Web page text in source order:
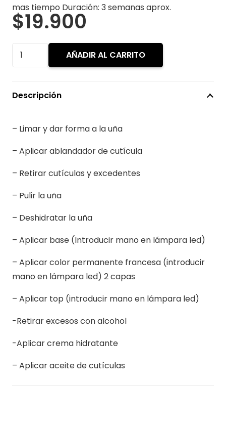
mas tiempo Duración: 3 semanas aprox.
$19.900
Manicure
Esmaltado
Degrades
cantidad
AÑADIR AL CARRITO
Descripción
– Limar y dar forma a la uña
– Aplicar ablandador de cutícula
– Retirar cutículas y excedentes
– Pulir la uña
– Deshidratar la uña
– Aplicar base (Introducir mano en lámpara led)
– Aplicar color permanente francesa (introducir
mano en lámpara led) 2 capas
– Aplicar top (introducir mano en lámpara led)
-Retirar excesos con alcohol
-Aplicar crema hidratante
– Aplicar aceite de cutículas